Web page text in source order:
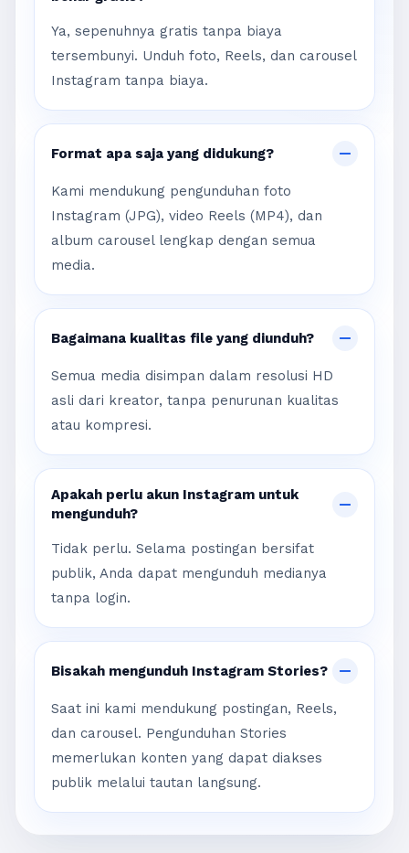
Ya, sepenuhnya gratis tanpa biaya
tersembunyi. Unduh foto, Reels, dan carousel
Instagram tanpa biaya.
Format apa saja yang didukung?
Kami mendukung pengunduhan foto
Instagram (JPG), video Reels (MP4), dan
album carousel lengkap dengan semua
media.
Bagaimana kualitas file yang diunduh?
Semua media disimpan dalam resolusi HD
asli dari kreator, tanpa penurunan kualitas
atau kompresi.
Apakah perlu akun Instagram untuk
mengunduh?
Tidak perlu. Selama postingan bersifat
publik, Anda dapat mengunduh medianya
tanpa login.
Bisakah mengunduh Instagram Stories?
Saat ini kami mendukung postingan, Reels,
dan carousel. Pengunduhan Stories
memerlukan konten yang dapat diakses
publik melalui tautan langsung.